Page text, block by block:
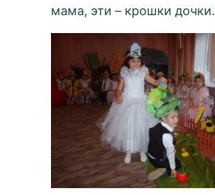
мама, эти – крошки дочки.